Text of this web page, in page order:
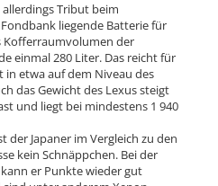
Tribut beim
liegende Batterie für
der
einmal 280 Liter. Das reicht für
etwa auf dem Niveau des
das Gewicht des Lexus steigt
und liegt bei mindestens 1 940
der Japaner im Vergleich zu den
kein Schnäppchen. Bei der
er Punkte wieder gut